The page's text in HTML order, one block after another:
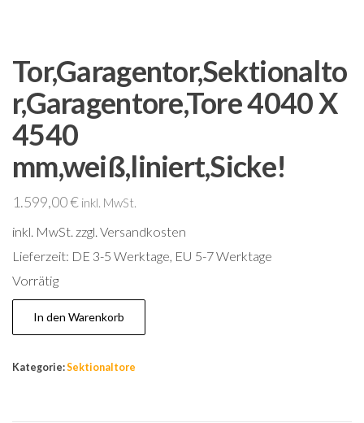
Tor,Garagentor,Sektionalto
r,Garagentore,Tore 4040 X
4540
mm,weiß,liniert,Sicke!
1.599,00€ inkl. MwSt.
inkl. MwSt. zzgl. Versandkosten
Lieferzeit: DE 3-5 Werktage, EU 5-7 Werktage
Vorrätig
Tor,Garagentor,Sektionaltor,Garagentore,Tore
4040
4540
In den Warenkorb
Kategorie:Sektionaltore